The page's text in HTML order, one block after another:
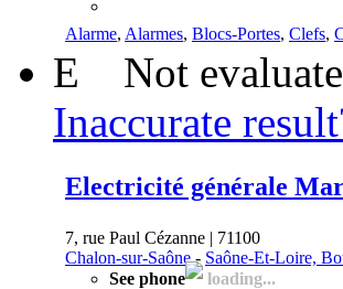
Alarme, Alarmes, Blocs-Portes, Clefs,
E Not
Inaccurate
Electricité générale
7, rue Paul Cézanne | 71100
Chalon-sur-Saône- Saône-Et-Loire,
See phone
loading...